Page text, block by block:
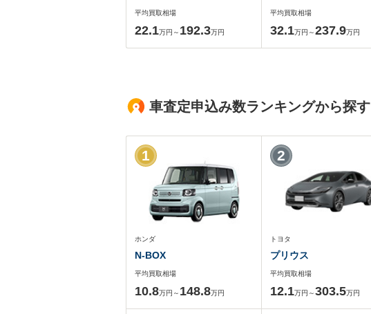
平均買取相場
22.1万円～ 192.3万円
平均買取相場
32.1万円～237.9万円
車査定申込み数ランキングから探す
ホンダ
N-BOX
平均買取相場
10.8万円～ 148.8万円
1
トヨタ
プリウス
平均買取相場
12.1万円～303.5万円
2